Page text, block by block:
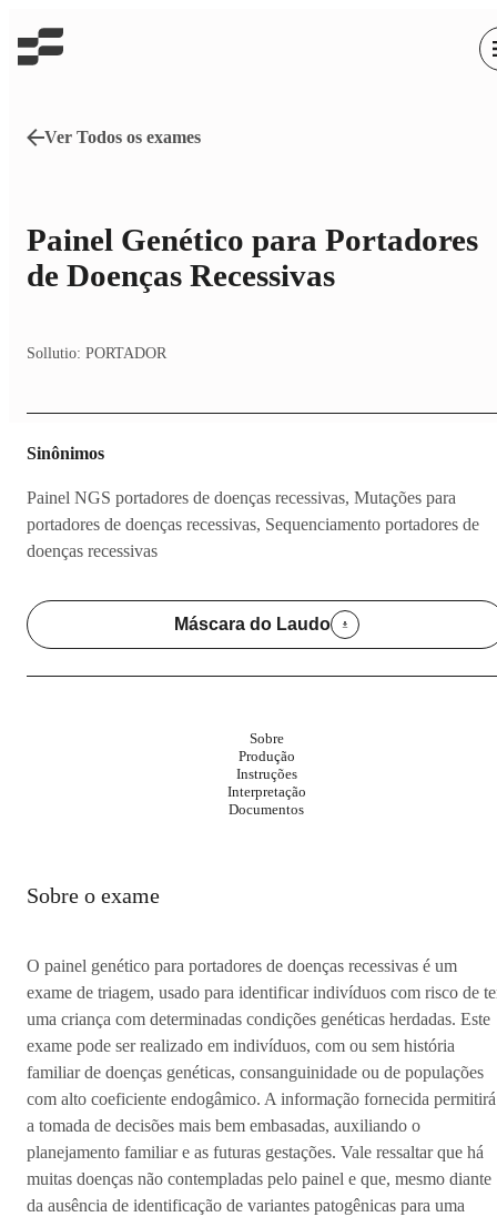
Ver Todos os exames
Sollutio: PORTADOR
Painel Genético para Portadores
de Doenças Recessivas
Sinônimos
Painel NGS portadores de doenças recessivas, Mutações para
portadores de doenças recessivas, Sequenciamento portadores de
doenças recessivas
Máscara do Laudo
Sobre
Produção
Instruções
Interpretação
Documentos
Sobre o exame
O painel genético para portadores de doenças recessivas é um
exame de triagem, usado para identificar indivíduos com risco de
uma criança com determinadas condições genéticas herdadas. Este
exame pode ser realizado em indivíduos, com ou sem história
familiar de doenças genéticas, consanguinidade ou de populações
com alto coeficiente endogâmico. A informação fornecida permitirá
a tomada de decisões mais bem embasadas, auxiliando o
planejamento familiar e as futuras gestações. Vale ressaltar que há
muitas doenças não contempladas pelo painel e que, mesmo diante
da ausência de identificação de variantes patogênicas para uma